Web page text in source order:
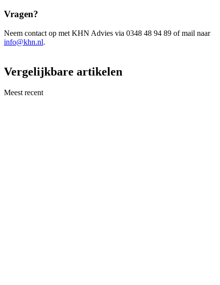
Vragen?
Neem contact op met KHN Advies via 0348 48 94 89 of mail naar
info@khn.nl.
Vergelijkbare artikelen
Meest recent